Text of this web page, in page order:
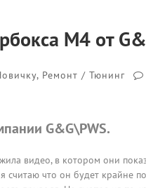
M4 от
, Ремонт / Тюнинг
G&G\PWS.
видео, в котором они
считаю что он будет крайне